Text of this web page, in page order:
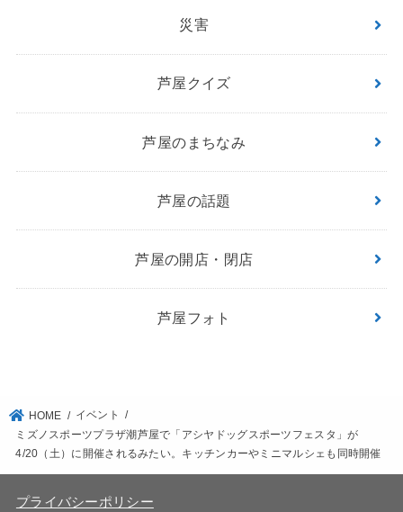
災害
芦屋クイズ
芦屋のまちなみ
芦屋の話題
芦屋の開店・閉店
芦屋フォト
HOME
イベント
ミズノスポーツプラザ潮芦屋で「アシヤドッグスポーツフェスタ」が
4/20（土）に開催されるみたい。キッチンカーやミニマルシェも同時開催
プライバシーポリシー